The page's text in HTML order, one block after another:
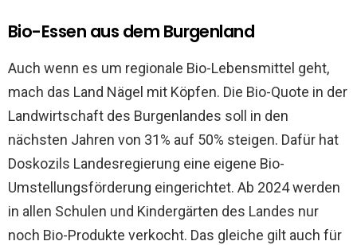
Bio-Essen aus dem Burgenland
Auch wenn es um regionale Bio-Lebensmittel geht,
mach das Land Nägel mit Köpfen. Die Bio-Quote in der
Landwirtschaft des Burgenlandes soll in den
nächsten Jahren von 31% auf 50% steigen. Dafür hat
Doskozils Landesregierung eine eigene Bio-
Umstellungsförderung eingerichtet. Ab 2024 werden
in allen Schulen und Kindergärten des Landes nur
noch Bio-Produkte verkocht. Das gleiche gilt auch für